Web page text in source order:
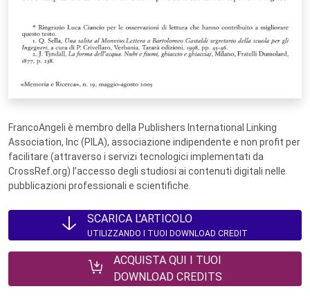
FrancoAngeli è membro della Publishers International Linking
Association, Inc (PILA), associazione indipendente e non profit per
facilitare (attraverso i servizi tecnologici implementati da
CrossRef.org) l’accesso degli studiosi ai contenuti digitali nelle
pubblicazioni professionali e scientifiche.
SCARICA L'ARTICOLO
UTILIZZANDO I TUOI DOWNLOAD CREDIT
ACQUISTA QUI I TUOI
DOWNLOAD CREDITS